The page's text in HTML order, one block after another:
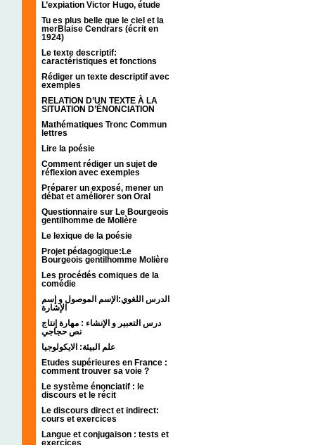
L’expiation Victor Hugo, étude
Tu es plus belle que le ciel et la
merBlaise Cendrars (écrit en
1924)
Le texte descriptif:
caractéristiques et fonctions
Rédiger un texte descriptif avec
exemples
RELATION D’UN TEXTE À LA
SITUATION D’ÉNONCIATION
Mathématiques Tronc Commun
lettres
Lire la poésie
Comment rédiger un sujet de
réflexion avec exemples
Préparer un exposé, mener un
débat et améliorer son Oral
Questionnaire sur Le Bourgeois
gentilhomme de Molière
Le lexique de la poésie
Projet pédagogique:Le
Bourgeois gentilhomme Molière
Les procédés comiques de la
comédie
الدرس اللغوي:الإسم الموصول و إسم
الإشارة
درس التعبير و الإنشاء : مهارة إنتاج
نص حجاجي
علم البيئة: الايكولوجيا
Etudes supérieures en France :
comment trouver sa voie ?
Le système énonciatif : le
discours et le récit
Le discours direct et indirect:
cours et exercices
Langue et conjugaison : tests et
exercices